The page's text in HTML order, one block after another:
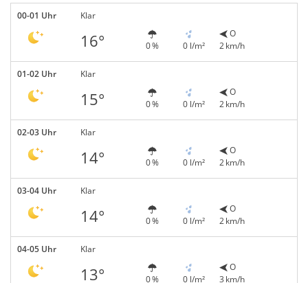
00-01 Uhr Klar
16° 0 % 0 l/m²
O
2 km/h
01-02 Uhr Klar
15° 0 % 0 l/m²
O
2 km/h
02-03 Uhr Klar
14° 0 % 0 l/m²
O
2 km/h
03-04 Uhr Klar
14° 0 % 0 l/m²
O
2 km/h
04-05 Uhr Klar
13° 0 % 0 l/m²
O
3 km/h